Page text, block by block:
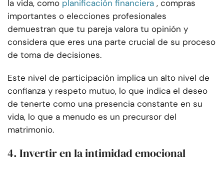
la vida, como planificación financiera , compras
importantes o elecciones profesionales
demuestran que tu pareja valora tu opinión y
considera que eres una parte crucial de su proceso
de toma de decisiones.
Este nivel de participación implica un alto nivel de
confianza y respeto mutuo, lo que indica el deseo
de tenerte como una presencia constante en su
vida, lo que a menudo es un precursor del
matrimonio.
4. Invertir en la intimidad emocional